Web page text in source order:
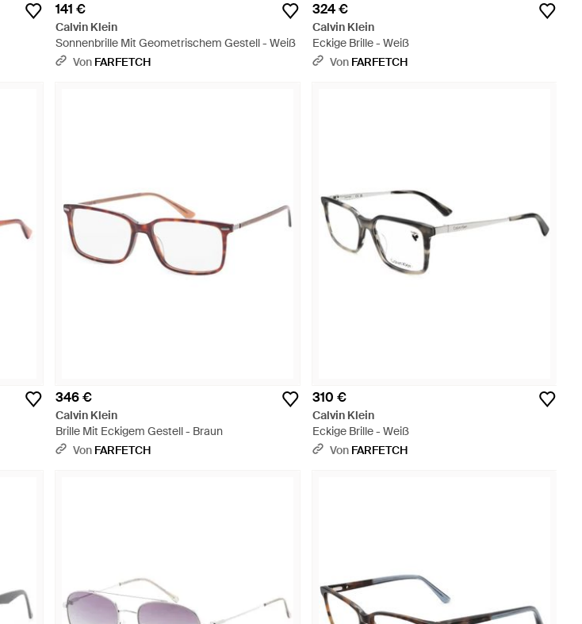
141 €
Calvin Klein
Sonnenbrille Mit Geometrischem Gestell - Weiß
Von FARFETCH
324 €
Calvin Klein
Eckige Brille - Weiß
Von FARFETCH
346 €
Calvin Klein
Brille Mit Eckigem Gestell - Braun
Von FARFETCH
310 €
Calvin Klein
Eckige Brille - Weiß
Von FARFETCH